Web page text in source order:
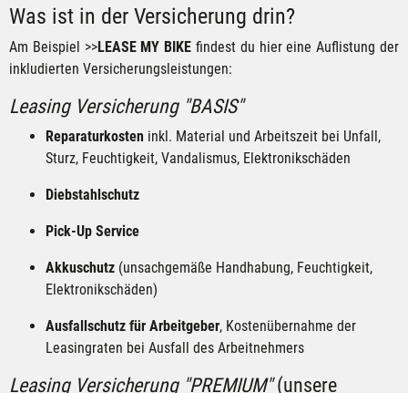
Was ist in der Versicherung drin?
Am Beispiel >>LEASE MY BIKE findest du hier eine Auflistung der
inkludierten Versicherungsleistungen:
Leasing Versicherung "BASIS"
Reparaturkosten inkl. Material und Arbeitszeit bei Unfall,
Sturz, Feuchtigkeit, Vandalismus, Elektronikschäden
Diebstahlschutz
Pick-Up Service
Akkuschutz (unsachgemäße Handhabung, Feuchtigkeit,
Elektronikschäden)
Ausfallschutz für Arbeitgeber, Kostenübernahme der
Leasingraten bei Ausfall des Arbeitnehmers
Leasing Versicherung "PREMIUM"(unsere